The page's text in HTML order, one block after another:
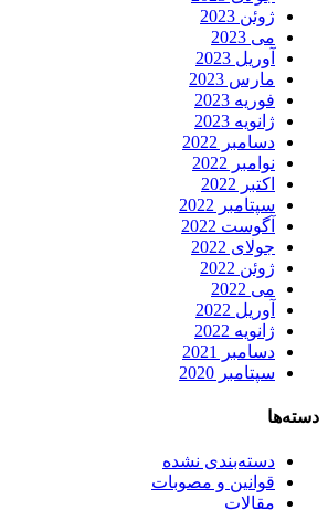
ژوئن 2023
می 2023
آوریل 2023
مارس 2023
فوریه 2023
ژانویه 2023
دسامبر 2022
نوامبر 2022
اکتبر 2022
سپتامبر 2022
آگوست 2022
جولای 2022
ژوئن 2022
می 2022
آوریل 2022
ژانویه 2022
دسامبر 2021
سپتامبر 2020
دسته‌ها
دسته‌بندی نشده
قوانین و مصوبات
مقالات